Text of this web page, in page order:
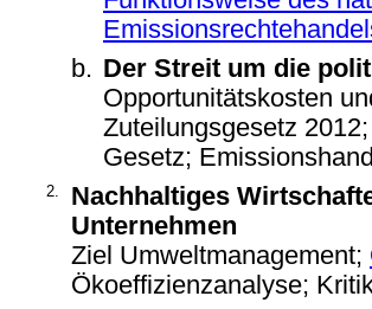
b. Der Streit um die
Opportunitätskosten
Zuteilungsgesetz
Gesetz;
2.
Nachhaltiges
Unternehmen
Ziel Umweltmanagement;
Ökoeffizienzanalyse;